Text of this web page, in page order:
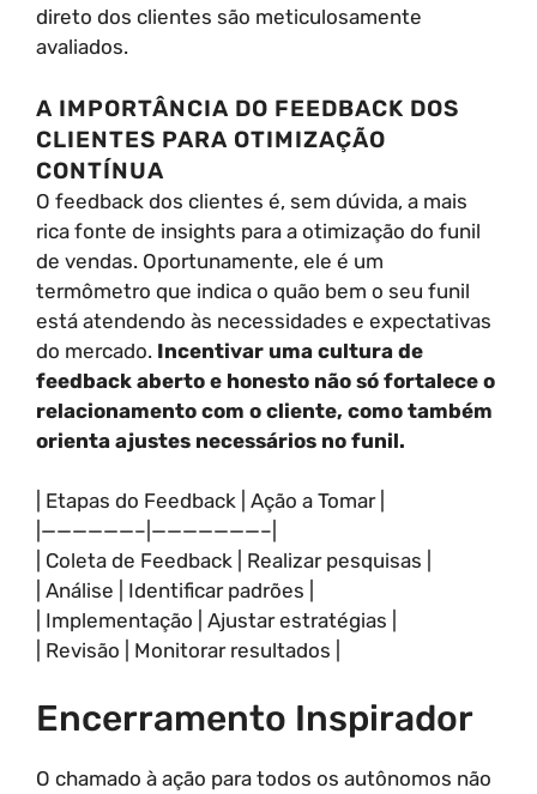
direto dos clientes são meticulosamente
avaliados.
A IMPORTÂNCIA DO FEEDBACK DOS
CLIENTES PARA OTIMIZAÇÃO
CONTÍNUA
O feedback dos clientes é, sem dúvida, a mais
rica fonte de insights para a otimização do funil
de vendas. Oportunamente, ele é um
termômetro que indica o quão bem o seu funil
está atendendo às necessidades e expectativas
do mercado. Incentivar uma cultura de
feedback aberto e honesto não só fortalece o
relacionamento com o cliente, como também
orienta ajustes necessários no funil.
| Etapas do Feedback | Ação a Tomar |
|——————–|———————–|
| Coleta de Feedback | Realizar pesquisas |
| Análise | Identificar padrões |
| Implementação | Ajustar estratégias |
| Revisão | Monitorar resultados |
Encerramento Inspirador
O chamado à ação para todos os autônomos não